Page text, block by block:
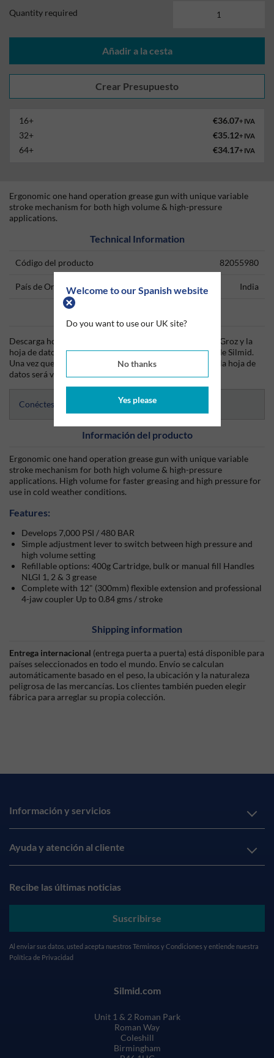
Welcome to our Spanish website
Do you want to use our UK site?
No thanks
Yes please
Quantity required
Añadir a la cesta
16+ €36.07+ IVA
32+ €35.12+ IVA
64+ €34.17+ IVA
Ergonomic one hand operation grease gun with unique variable
stroke mechanism for both high volume & high-pressure
applications.
Technical Information
Código del producto 82055980
País de Origen India
Descarga hoy mismo la hoja técnica (TDS) del producto Groz y la
hoja de datos de seguridad (SDS) del producto Groz desde Silmid.
Una vez que hayas iniciado sesión o te hayas registrado, la hoja de
datos será visible para su descarga.
Conéctese para acceder a las hojas de datos
Información del producto
Ergonomic one hand operation grease gun with unique variable
stroke mechanism for both high volume & high-pressure
applications. High volume for faster greasing and high pressure for
use in cold weather conditions.
Features:
Develops 7,000 PSI / 480 BAR
Simple adjustment lever to switch between high pressure and
high volume setting
Refillable options: 400g Cartridge, bulk or manual fill Handles
NLGI 1, 2 & 3 grease
Complete with 12" (300mm) flexible extension and professional
4-jaw coupler Up to 0.84 gms / stroke
Shipping information
Entrega internacional (entrega puerta a puerta) está disponible para
países seleccionados en todo el mundo. Envío se calculan
automáticamente basado en el peso, la ubicación y la naturaleza
peligrosa de las mercancías. Los clientes también pueden elegir
fábrica para arreglar su propia colección.
Información y servicios
Ayuda y atención al cliente
Recibe las últimas noticias
Suscribirse
Al enviar sus datos, usted acepta nuestros Términos y Condiciones y entiende nuestra
Política de Privacidad
Silmid.com
Unit 1 & 2 Roman Park
Roman Way
Coleshill
Birmingham